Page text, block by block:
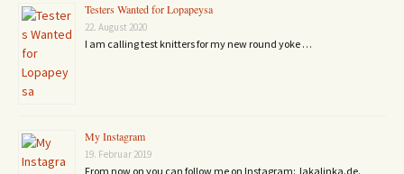
Testers Wanted for Lopapeysa
22. August 2020
I am calling test knitters for my new round yoke …
My Instagram
19. Februar 2019
From now on you can follow me on Instagram: lakalinka.de.